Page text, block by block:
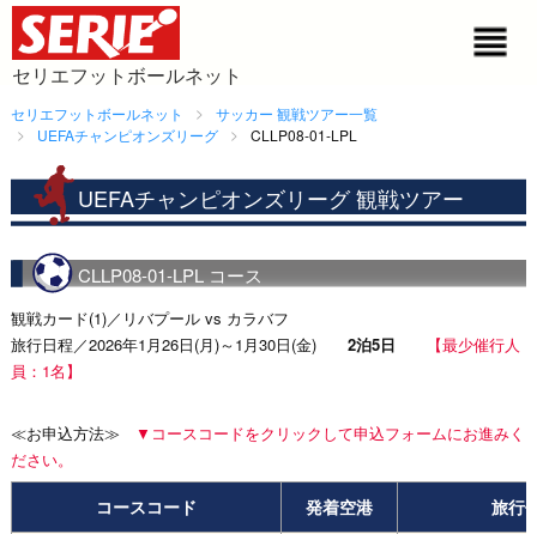
セリエフットボールネット
セリエフットボールネット
サッカー 観戦ツアー一覧
UEFAチャンピオンズリーグ
CLLP08-01-LPL
UEFAチャンピオンズリーグ 観戦ツアー
CLLP08-01-LPL コース
観戦カード(1)／リバプール vs カラバフ
旅行日程／2026年1月26日(月)～1月30日(金) 2泊5日
【最少催行人
員：1名】
≪お申込方法≫
▼コースコードをクリックして申込フォームにお進みく
ださい。
コースコード 発着空港 旅行